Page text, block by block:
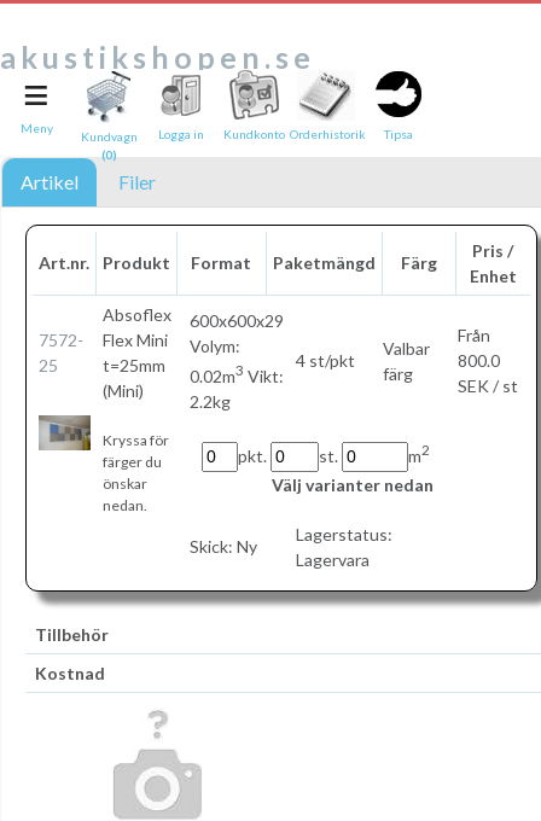
akustikshopen.se
Artikel Filer
Art.nr. Produkt Format Paketmängd Färg
Pris /
Enhet
7572-
25
Absoflex
Flex Mini
t=25mm
(Mini)
600x600x29
Volym:
0.02m3 Vikt:
2.2kg
4 st/pkt
Valbar
färg
Från
800.0
SEK / st
pkt. st. m2
Välj varianter nedan
Skick: Ny
Lagerstatus:
Lagervara
Kryssa för
färger du
önskar
nedan.
Tillbehör
Kostnad
≡
Meny
Kundvagn
(0)
Logga in Kundkonto Orderhistorik Tipsa
Tipsa en vän:
e-post*
Text